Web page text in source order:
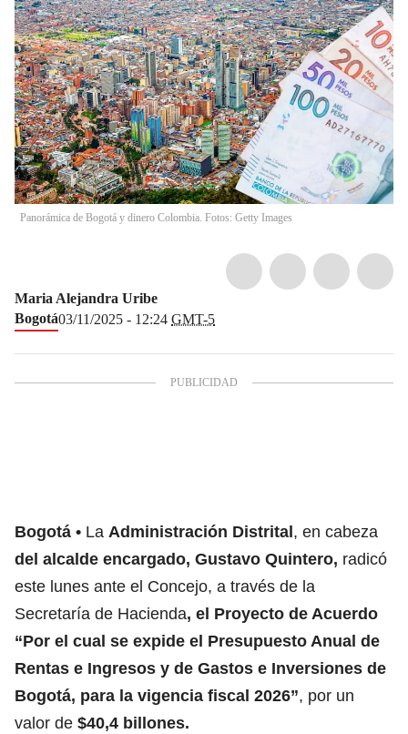
Panorámica de Bogotá y dinero Colombia. Fotos: Getty Images
Maria Alejandra Uribe
Bogotá03/11/2025 - 12:24 GMT-5
Bogotá La Administración Distrital, en cabeza
del alcalde encargado, Gustavo Quintero, radicó
este lunes ante el Concejo, a través de la
Secretaría de Hacienda, el Proyecto de Acuerdo
“Por el cual se expide el Presupuesto Anual de
Rentas e Ingresos y de Gastos e Inversiones de
Bogotá, para la vigencia fiscal 2026”, por un
valor de $40,4 billones.